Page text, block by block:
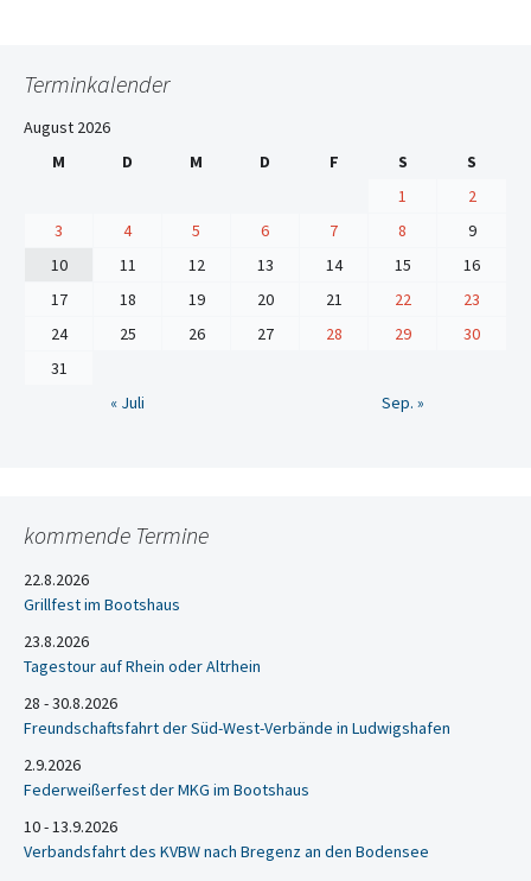
Terminkalender
August 2026
M
D M D F S
S
1
2
3
4 5 6 7 8
9
10
11 12 13 14 15
16
17
18 19 20 21 22
23
24
25 26 27 28 29
30
31
« Juli
Sep. »
kommende Termine
22.8.2026
Grillfest im Bootshaus
23.8.2026
Tagestour auf Rhein oder Altrhein
28 - 30.8.2026
Freundschaftsfahrt der Süd-West-Verbände in Ludwigshafen
2.9.2026
Federweißerfest der MKG im Bootshaus
10 - 13.9.2026
Verbandsfahrt des KVBW nach Bregenz an den Bodensee